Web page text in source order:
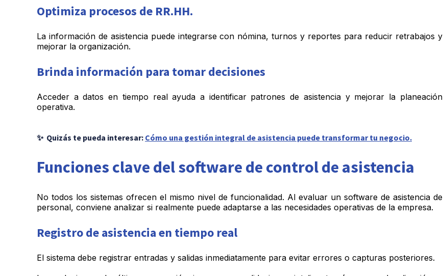
Optimiza procesos de RR.HH.
La información de asistencia puede integrarse con nómina, turnos y reportes para reducir retrabajos y
mejorar la organización.
Brinda información para tomar decisiones
Acceder a datos en tiempo real ayuda a identificar patrones de asistencia y mejorar la planeación
operativa.
✨ Quizás te pueda interesar: Cómo una gestión integral de asistencia puede transformar tu negocio.
Funciones clave del software de control de asistencia
No todos los sistemas ofrecen el mismo nivel de funcionalidad. Al evaluar un software de asistencia de
personal, conviene analizar si realmente puede adaptarse a las necesidades operativas de la empresa.
Registro de asistencia en tiempo real
El sistema debe registrar entradas y salidas inmediatamente para evitar errores o capturas posteriores.